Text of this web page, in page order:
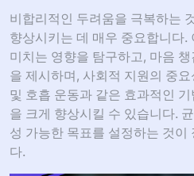
비합리적인 두려움을 극복하는
향상시키는 데 매우 중요합니다.
미치는 영향을 탐구하고, 마음
을 제시하며, 사회적 지원의 중
및 호흡 운동과 같은 효과적인
을 크게 향상시킬 수 있습니다.
성 가능한 목표를 설정하는 것이
다.